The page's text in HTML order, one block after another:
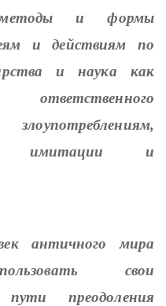
методы и формы
и действиям по
и наука как
имитации и
античного мира
свои
преодоления